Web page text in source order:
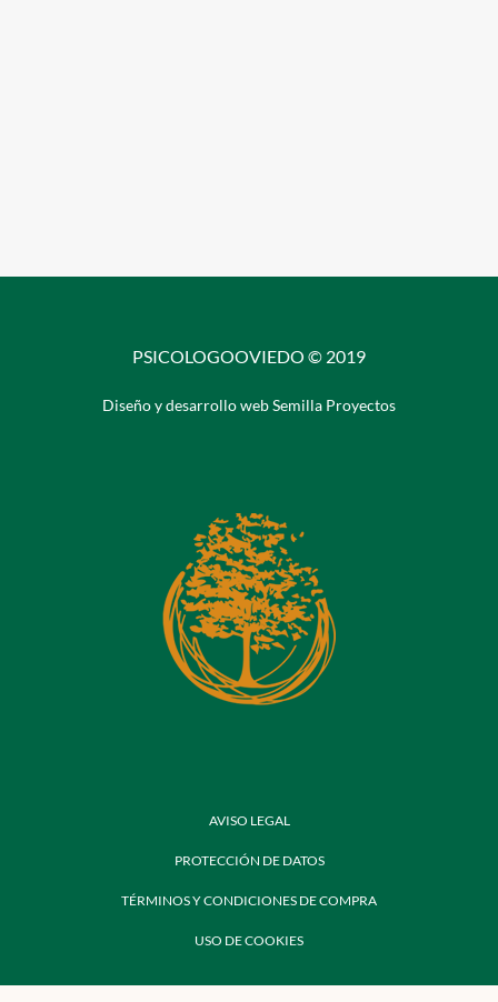
PSICOLOGOOVIEDO © 2019
Diseño y desarrollo web Semilla Proyectos
AVISO LEGAL
PROTECCIÓN DE DATOS
TÉRMINOS Y CONDICIONES DE COMPRA
USO DE COOKIES